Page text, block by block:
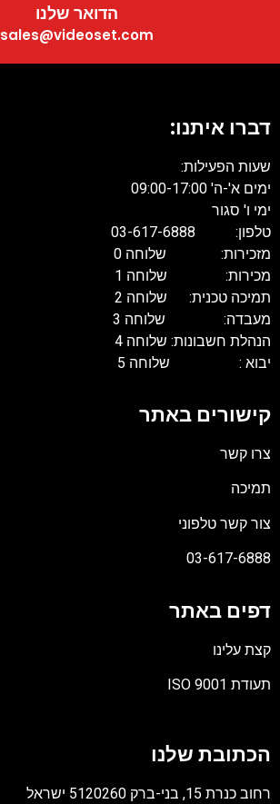
הדואר שלנו
sales@videoset.com
דברו איתנו:
שעות הפעילות:
ימים א'-ה' 09:00-17:00
ימי ו' סגור
טלפון: 03-617-6888
מזכירות: שלוחה 0
מכירות: שלוחה 1
תמיכה טכנית: שלוחה 2
מעבדה: שלוחה 3
הנהלת חשבונות: שלוחה 4
יבוא : שלוחה 5
קישורים באתר
צרו קשר
תמיכה
צור קשר טלפוני
03-617-6888
דפים באתר
קצת עלינו
תעודת ISO 9001
PDF
הכתובת שלנו
רחוב כנרת 15, בני-ברק 5120260 ישראל